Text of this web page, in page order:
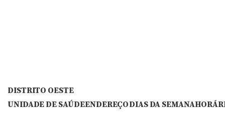
DISTRITO OESTE
UNIDADE DE SAÚDEENDEREÇODIAS DA SEMANA